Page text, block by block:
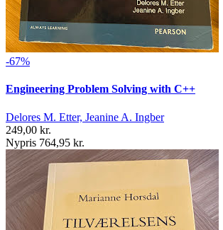
-67%
Engineering Problem Solving with C++
Delores M. Etter, Jeanine A. Ingber
249,00 kr.
Nypris 764,95 kr.